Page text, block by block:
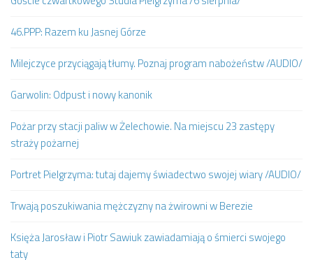
46.PPP: Razem ku Jasnej Górze
Milejczyce przyciągają tłumy. Poznaj program nabożeństw /AUDIO/
Garwolin: Odpust i nowy kanonik
Pożar przy stacji paliw w Żelechowie. Na miejscu 23 zastępy
straży pożarnej
Portret Pielgrzyma: tutaj dajemy świadectwo swojej wiary /AUDIO/
Trwają poszukiwania mężczyzny na żwirowni w Berezie
Księża Jarosław i Piotr Sawiuk zawiadamiają o śmierci swojego
taty